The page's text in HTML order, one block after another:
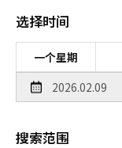
选择时间
一个星期
搜索范围